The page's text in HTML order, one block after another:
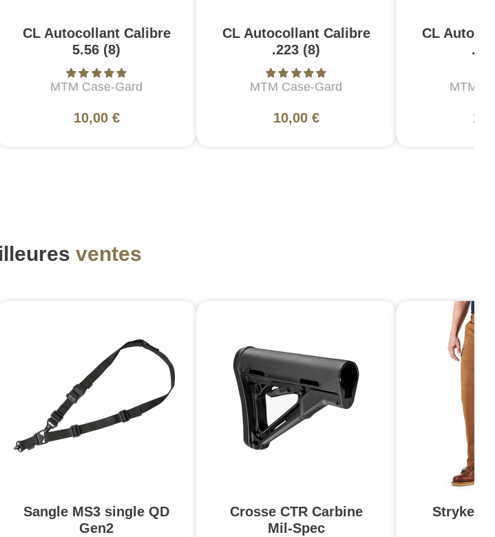
CL Autocollant Calibre
5.56 (8)
MTM Case-Gard
10,00 €
CL Autocollant Calibre
.223 (8)
MTM Case-Gard
10,00 €
CL
MTM
ventes
Sangle MS3 single QD
Gen2
Crosse CTR Carbine
Mil-Spec
Stryke